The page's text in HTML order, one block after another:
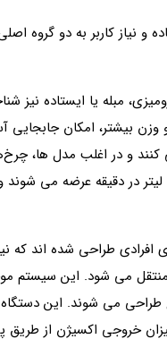
و نیاز کاربر به دو
مبله یا ایستاده نیز
وزن بیشتر، امکان
و در اغلب مدل ها،
افرادی طراحی شده اند که
منتقل می شود. این
می شوند. این دستگاه